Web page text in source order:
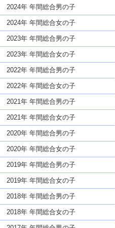
名前であっても奇抜すぎない
2024年 年間総合男の子
2024年 年間総合女の子
2023年 年間総合男の子
2023年 年間総合女の子
2022年 年間総合男の子
2022年 年間総合女の子
2021年 年間総合男の子
2021年 年間総合女の子
2020年 年間総合男の子
2020年 年間総合女の子
2019年 年間総合男の子
2019年 年間総合女の子
2018年 年間総合男の子
2018年 年間総合女の子